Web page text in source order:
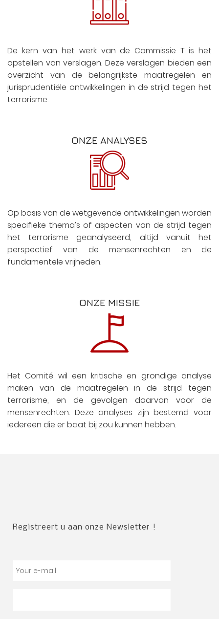
De kern van het werk van de Commissie T is het
opstellen van verslagen. Deze verslagen bieden een
overzicht van de belangrijkste maatregelen en
jurisprudentiële ontwikkelingen in de strijd tegen het
terrorisme.
ONZE ANALYSES
Op basis van de wetgevende ontwikkelingen worden
specifieke thema’s of aspecten van de strijd tegen
het terrorisme geanalyseerd, altijd vanuit het
perspectief van de mensenrechten en de
fundamentele vrijheden.
ONZE MISSIE
Het Comité wil een kritische en grondige analyse
maken van de maatregelen in de strijd tegen
terrorisme, en de gevolgen daarvan voor de
mensenrechten. Deze analyses zijn bestemd voor
iedereen die er baat bij zou kunnen hebben.
Registreert uaanonze Newsletter !